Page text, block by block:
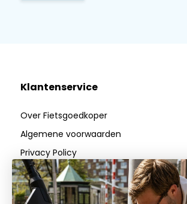
Klantenservice
Over Fietsgoedkoper
Algemene voorwaarden
Privacy Policy
Betaalmethoden
Verzenden & Retourneren